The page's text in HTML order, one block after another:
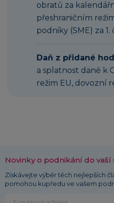
obratů za
přeshraničním
podniky (SME) za
Daň z přidané
a splatnost daně k
režim EU, dovozní
Novinky o podnikání do vaší
Získávejte výběr těch nejlepších
pomohou kupředu ve vašem